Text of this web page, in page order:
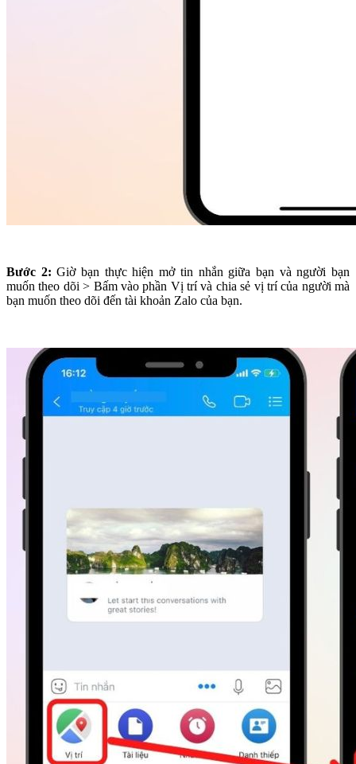
Bước 2: Giờ bạn thực hiện mở tin nhắn giữa bạn và người bạn
muốn theo dõi > Bấm vào phần Vị trí và chia sẻ vị trí của người mà
bạn muốn theo dõi đến tài khoản Zalo của bạn.